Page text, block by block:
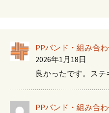
PPバンド・組み合
2026年1月18日
良かったです。ステ
PPバンド・組み合